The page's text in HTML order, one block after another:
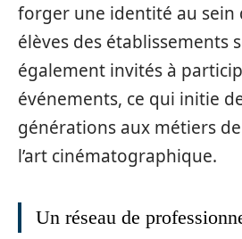
forger une identité au sein
élèves des établissements
également invités à
événements, ce qui initie
générations aux métiers
l’art cinématographique.
Un réseau de